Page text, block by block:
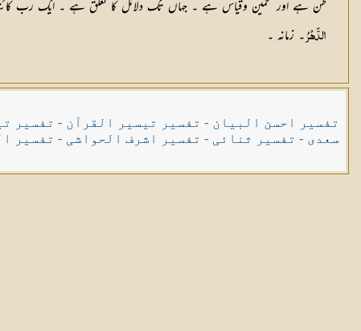
ظن ہے اور تخمین وقیاس ہے ۔ جہاں تک دلائل کا تعلق ہے ۔ ایک رب
الدَّهْرُ۔ زمانہ ۔
تفسیر احسن البیان - تفسیر تیسیر القرآن - تفسیر
سعدی - تفسیر ثنائی - تفسیر اشرف الحواشی - تفسیر